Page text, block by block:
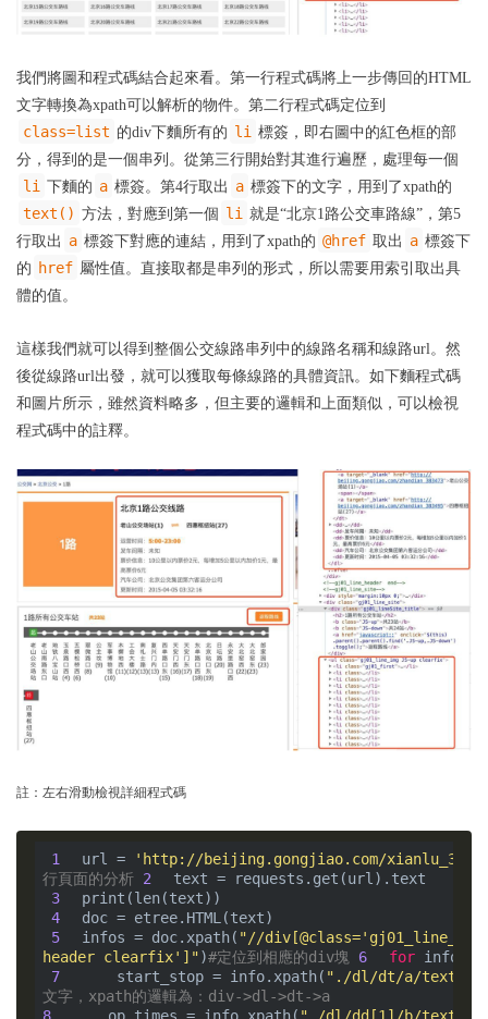
我們將圖和程式碼結合起來看。第一行程式碼將上一步傳回的HTML
文字轉換為xpath可以解析的物件。第二行程式碼定位到
class=list 的div下麵所有的 li 標簽，即右圖中的紅色框的部
分，得到的是一個串列。從第三行開始對其進行遍歷，處理每一個
li 下麵的 a 標簽。第4行取出 a 標簽下的文字，用到了xpath的
text() 方法，對應到第一個 li 就是“北京1路公交車路線”，第5
行取出 a 標簽下對應的連結，用到了xpath的 @href 取出 a 標簽下
的 href 屬性值。直接取都是串列的形式，所以需要用索引取出具
體的值。
這樣我們就可以得到整個公交線路串列中的線路名稱和線路url。然
後從線路url出發，就可以獲取每條線路的具體資訊。如下麵程式碼
和圖片所示，雖然資料略多，但主要的邏輯和上面類似，可以檢視
程式碼中的註釋。
註：左右滑動檢視詳細程式碼
1 url =
'http://beijing.gongjiao.com/
行頁面的分析 2
3
4
5
infos = doc.xpath( "//
header clearfix']")#定位到相應的div塊 6 for info
7
start_stop = info.xpath( "./dl/dt/a/text()"
文字，xpath的邏輯為：div->dl->dt->a
8
op_times = info.xpath( "./dl/dd[1]/b/text()"